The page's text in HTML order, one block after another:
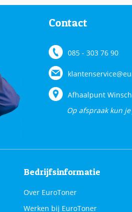
Contact
085 - 303 76 90
Afhaalpunt
Op afspraak kun
Bedrijfsinformatie
Over EuroToner
Werken bij EuroToner